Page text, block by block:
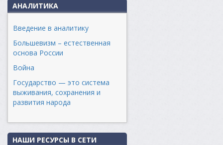
АНАЛИТИКА
Введение в аналитику
Большевизм – естественная
основа России
Война
Государство — это система
выживания, сохранения и
развития народа
НАШИ РЕСУРСЫ В СЕТИ